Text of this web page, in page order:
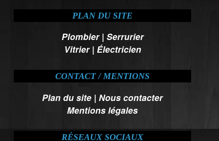
PLAN DU SITE
Plombier| Serrurier
Vitrier| Électricien
CONTACT / MENTIONS
Plan du site |Nous contacter
Mentions légales
RÉSEAUX SOCIAUX